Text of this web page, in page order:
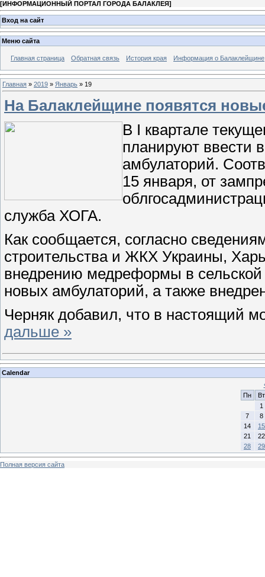
[ИНФОРМАЦИОННЫЙ ПОРТАЛ ГОРОДА БАЛАКЛЕЯ]
Вход на сайт
Меню сайта
Главная страница Обратная связь История края Информация о Балаклейщине
Главная » 2019 » Январь » 19
На Балаклейщине появятся
В І квартале
планируют ввести
амбулаторий.
15 января, от
служба ХОГА.
Как сообщается, согласно
строительства и ЖКХ Украины,
внедрению медреформы в сельской
новых амбулаторий, а также
Черняк добавил, что в настоящий
дальше »
Calendar
Пн
Вт
1
7
8
14
15
21
22
28
29
Полная версия сайта